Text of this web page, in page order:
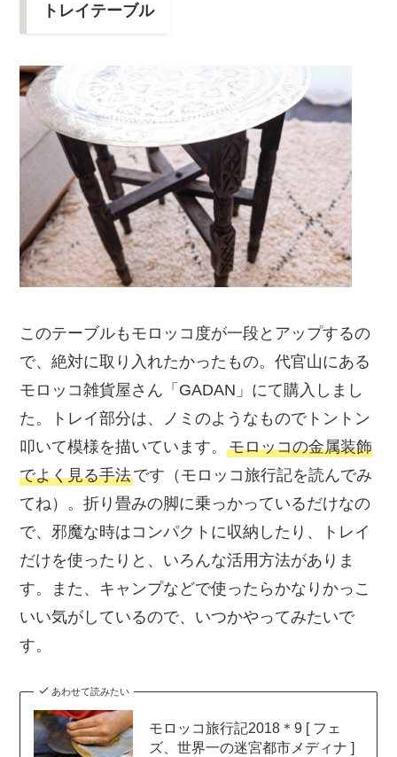
トレイテーブル
このテーブルもモロッコ度が一段とアップするの
で、絶対に取り入れたかったもの。代官山にある
モロッコ雑貨屋さん「GADAN」にて購入しまし
た。トレイ部分は、ノミのようなものでトントン
叩いて模様を描いています。モロッコの金属装飾
でよく見る手法です（モロッコ旅行記を読んでみ
てね）。折り畳みの脚に乗っかっているだけなの
で、邪魔な時はコンパクトに収納したり、トレイ
だけを使ったりと、いろんな活用方法がありま
す。また、キャンプなどで使ったらかなりかっこ
いい気がしているので、いつかやってみたいで
す。
あわせて読みたい
モロッコ旅行記2018＊9 [ フェ
ズ、世界一の迷宮都市メディナ ]